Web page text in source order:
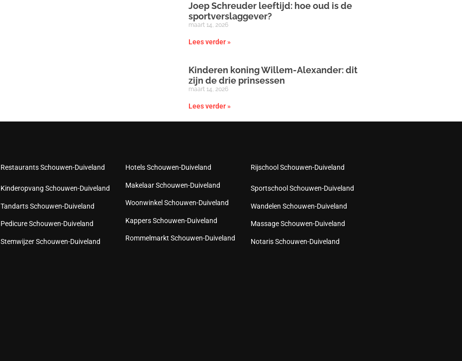
Joep Schreuder leeftijd: hoe oud is de
sportverslaggever?
maart 14, 2026
Lees verder »
Kinderen koning Willem-Alexander: dit
zijn de drie prinsessen
maart 14, 2026
Lees verder »
Restaurants Schouwen-Duiveland
Kinderopvang Schouwen-Duiveland
Tandarts Schouwen-Duiveland
Pedicure Schouwen-Duiveland
Stemwijzer Schouwen-Duiveland
Hotels Schouwen-Duiveland
Makelaar Schouwen-Duiveland
Woonwinkel Schouwen-Duiveland
Kappers Schouwen-Duiveland
Rommelmarkt Schouwen-Duiveland
Rijschool Schouwen-Duiveland
Sportschool Schouwen-Duiveland
Wandelen Schouwen-Duiveland
Massage Schouwen-Duiveland
Notaris Schouwen-Duiveland